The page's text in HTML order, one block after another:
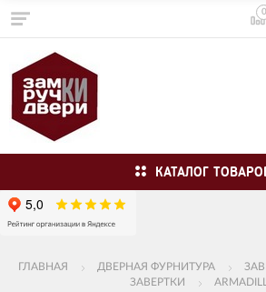
0
КАТАЛОГ
ГЛАВНАЯ ДВЕРНАЯ ФУРНИТУРА
ЗАВЕРТКИ